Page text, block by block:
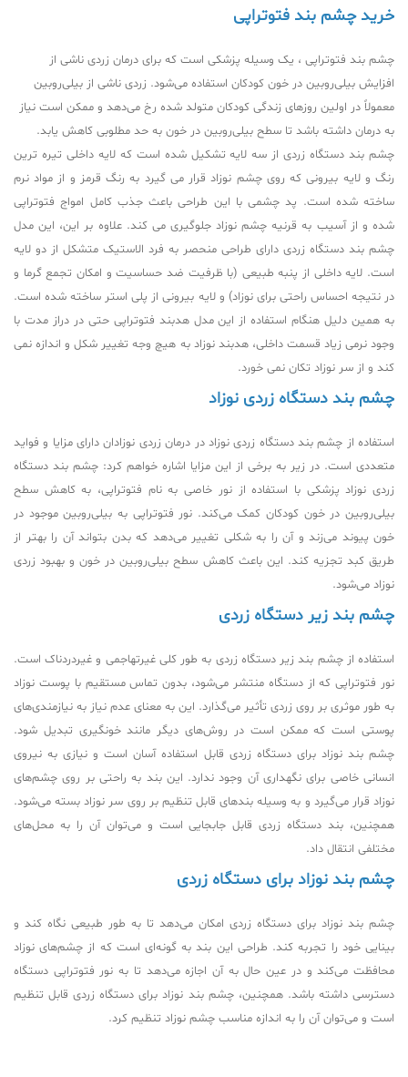
خرید چشم بند فتوتراپی
چشم بند فتوتراپی ، یک وسیله پزشکی است که برای درمان زردی ناشی از
افزایش بیلی‌روبین در خون کودکان استفاده می‌شود. زردی ناشی از بیلی‌روبین
معمولاً در اولین روزهای زندگی کودکان متولد شده رخ می‌دهد و ممکن است نیاز
به درمان داشته باشد تا سطح بیلی‌روبین در خون به حد مطلوبی کاهش یابد.
چشم بند دستگاه زردی از سه لایه تشکیل شده است که لایه داخلی تیره ترین
رنگ و لایه بیرونی که روی چشم نوزاد قرار می گیرد به رنگ قرمز و از مواد نرم
ساخته شده است. پد چشمی با این طراحی باعث جذب کامل امواج فتوتراپی
شده و از آسیب به قرنیه چشم نوزاد جلوگیری می کند. علاوه بر این، این مدل
چشم بند دستگاه زردی دارای طراحی منحصر به فرد الاستیک متشکل از دو لایه
است. لایه داخلی از پنبه طبیعی (با ظرفیت ضد حساسیت و امکان تجمع گرما و
در نتیجه احساس راحتی برای نوزاد) و لایه بیرونی از پلی استر ساخته شده است.
به همین دلیل هنگام استفاده از این مدل هدبند فتوتراپی حتی در دراز مدت با
وجود نرمی زیاد قسمت داخلی، هدبند نوزاد به هیچ وجه تغییر شکل و اندازه نمی
کند و از سر نوزاد تکان نمی خورد.
چشم بند دستگاه زردی نوزاد
استفاده از چشم بند دستگاه زردی نوزاد در درمان زردی نوزادان دارای مزایا و فواید
متعددی است. در زیر به برخی از این مزایا اشاره خواهم کرد: چشم بند دستگاه
زردی نوزاد پزشکی با استفاده از نور خاصی به نام فتوتراپی، به کاهش سطح
بیلی‌روبین در خون کودکان کمک می‌کند. نور فتوتراپی به بیلی‌روبین موجود در
خون پیوند می‌زند و آن را به شکلی تغییر می‌دهد که بدن بتواند آن را بهتر از
طریق کبد تجزیه کند. این باعث کاهش سطح بیلی‌روبین در خون و بهبود زردی
نوزاد می‌شود.
چشم بند زیر دستگاه زردی
استفاده از چشم بند زیر دستگاه زردی به طور کلی غیرتهاجمی و غیردردناک است.
نور فتوتراپی که از دستگاه منتشر می‌شود، بدون تماس مستقیم با پوست نوزاد
به طور موثری بر روی زردی تأثیر می‌گذارد. این به معنای عدم نیاز به نیازمندی‌های
پوستی است که ممکن است در روش‌های دیگر مانند خونگیری تبدیل شود.
چشم بند نوزاد برای دستگاه زردی قابل استفاده آسان است و نیازی به نیروی
انسانی خاصی برای نگهداری آن وجود ندارد. این بند به راحتی بر روی چشم‌های
نوزاد قرار می‌گیرد و به وسیله بندهای قابل تنظیم بر روی سر نوزاد بسته می‌شود.
همچنین، بند دستگاه زردی قابل جابجایی است و می‌توان آن را به محل‌های
مختلفی انتقال داد.
چشم بند نوزاد برای دستگاه زردی
چشم بند نوزاد برای دستگاه زردی امکان می‌دهد تا به طور طبیعی نگاه کند و
بینایی خود را تجربه کند. طراحی این بند به گونه‌ای است که از چشم‌های نوزاد
محافظت می‌کند و در عین حال به آن اجازه می‌دهد تا به نور فتوتراپی دستگاه
دسترسی داشته باشد. همچنین، چشم بند نوزاد برای دستگاه زردی قابل تنظیم
است و می‌توان آن را به اندازه مناسب چشم نوزاد تنظیم کرد.